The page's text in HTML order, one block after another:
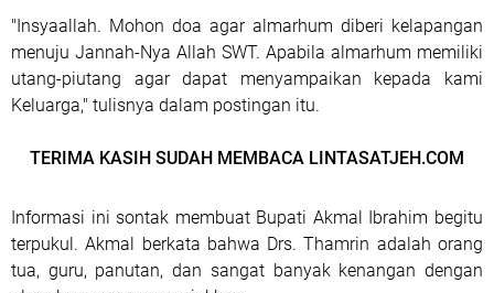
"Insyaallah. Mohon doa agar almarhum diberi kelapangan
menuju Jannah-Nya Allah SWT. Apabila almarhum memiliki
utang-piutang agar dapat menyampaikan kepada kami
Keluarga," tulisnya dalam postingan itu.
TERIMA KASIH SUDAH MEMBACA LINTASATJEH.COM
Informasi ini sontak membuat Bupati Akmal Ibrahim begitu
terpukul. Akmal berkata bahwa Drs. Thamrin adalah orang
tua, guru, panutan, dan sangat banyak kenangan dengan